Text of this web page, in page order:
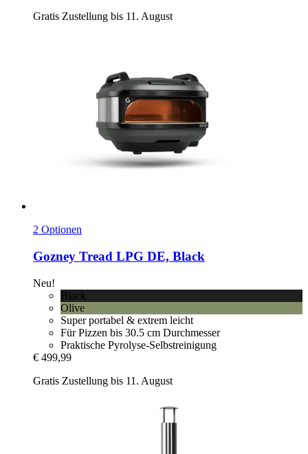
Gratis Zustellung bis 11. August
2 Optionen
Gozney Tread LPG DE, Black
Neu!
Black
Olive
Super portabel & extrem leicht
Für Pizzen bis 30.5 cm Durchmesser
Praktische Pyrolyse-Selbstreinigung
€ 499,99
Gratis Zustellung bis 11. August